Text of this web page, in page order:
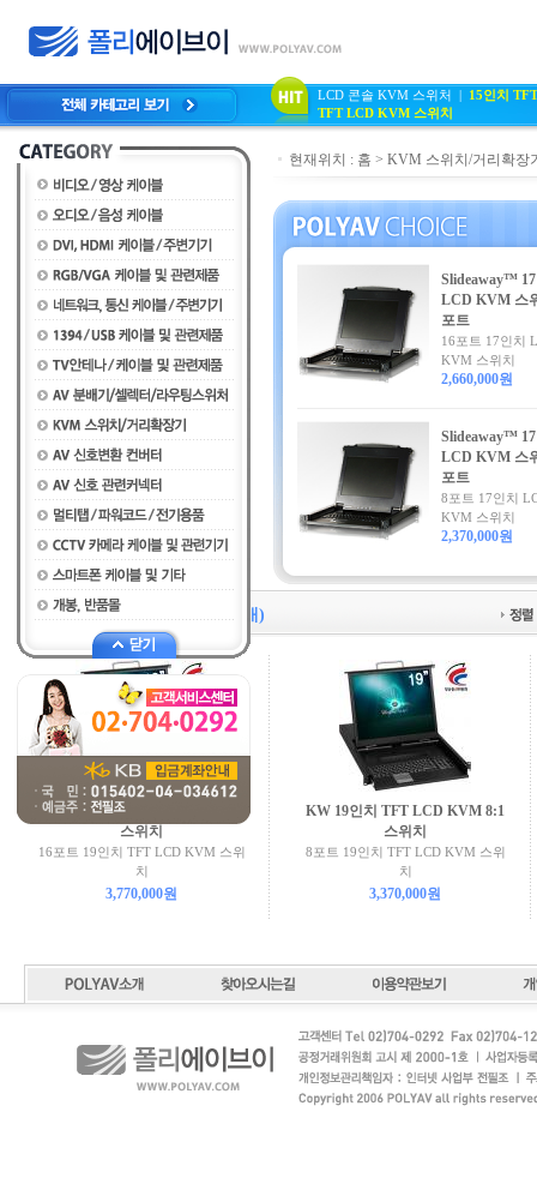
LCD 콘솔 KVM 스위처 | 15인치
TFT LCD KVM 스위치
현재위치 : 홈 > KVM 스위치/거리확장
Slideaway™
LCD KVM 스
포트
16포트 17인치
KVM 스위치
2,660,000원
Slideaway™
LCD KVM 스
포트
8포트 17인치
KVM 스위치
2,370,000원
LCD 콘솔 KVM 스위처 (4개)
KW 19인치 TFT LCD KVM 16:1
스위치
16포트 19인치 TFT LCD KVM 스위
치
3,770,000원
KW 19인치 TFT LCD KVM 8:1
스위치
8포트 19인치 TFT LCD KVM 스위
치
3,370,000원